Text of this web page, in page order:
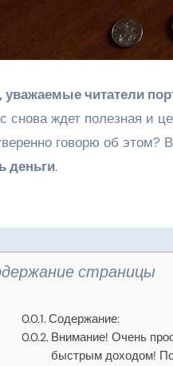
уважаемые читатели
снова ждет полезная и
говорю об этом?
деньги.
страницы
Содержание:
Внимание! Очень
быстрым доходом!